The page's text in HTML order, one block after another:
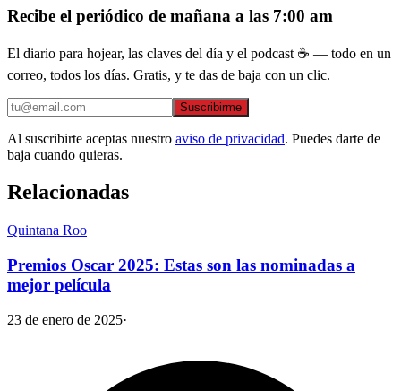
Recibe el periódico de mañana a las 7:00 am
El diario para hojear, las claves del día y el podcast ☕ — todo en un
correo, todos los días. Gratis, y te das de baja con un clic.
Suscribirme
Al suscribirte aceptas nuestro aviso de privacidad. Puedes darte de
baja cuando quieras.
Relacionadas
Quintana Roo
Premios Oscar 2025: Estas son las nominadas a
mejor película
23 de enero de 2025·